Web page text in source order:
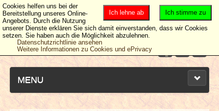
MENU
Ich stimme zu
Ich lehne ab
Cookies helfen uns bei der
Bereitstellung unseres Online-
Angebots. Durch die Nutzung
unserer Dienste erklären Sie sich damit einverstanden, dass wir Cookies
setzen. Sie haben auch die Möglichkeit abzulehnen.
Datenschutzrichtlinie ansehen
Weitere Informationen zu Cookies und ePrivacy